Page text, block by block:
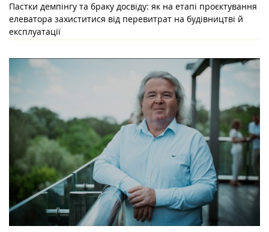
Пастки демпінгу та браку досвіду: як на етапі проєктування
елеватора захиститися від перевитрат на будівництві й
експлуатації